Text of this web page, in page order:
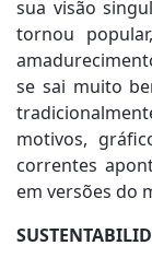
sua visão
tornou
se sai muito
motivos,
correntes
em versões do